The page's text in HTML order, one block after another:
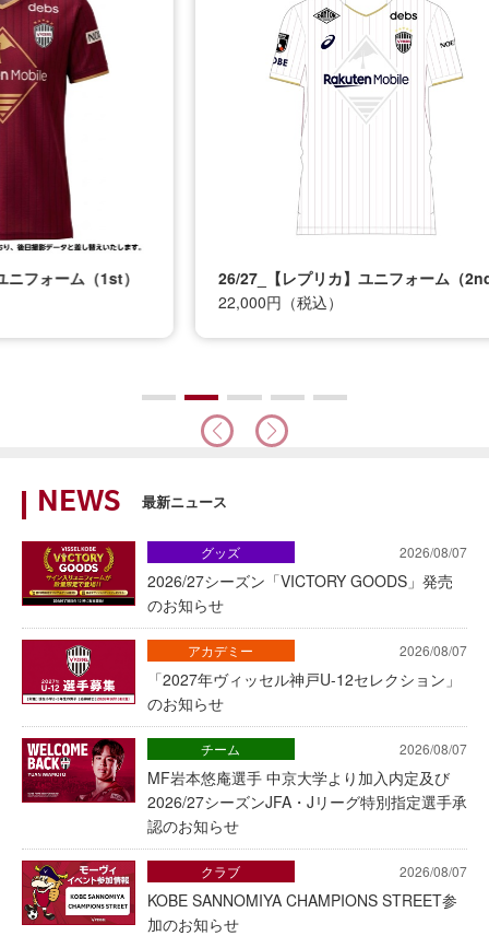
26/27_【レプリカ】ユニフォーム（2nd）
22,000円（税込）
26/
NEWS 最新ニュース
2026/08/07
2026/27シーズン「VICTORY GOODS」発売
のお知らせ
グッズ
2026/08/07
「2027年ヴィッセル神戸U-12セレクション」
のお知らせ
アカデミー
2026/08/07
MF岩本悠庵選手 中京大学より加入内定及び
2026/27シーズンJFA・Jリーグ特別指定選手承
認のお知らせ
チーム
2026/08/07
KOBE SANNOMIYA CHAMPIONS STREET参
加のお知らせ
クラブ